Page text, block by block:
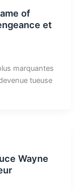
of
et
marquantes
tueuse
Wayne